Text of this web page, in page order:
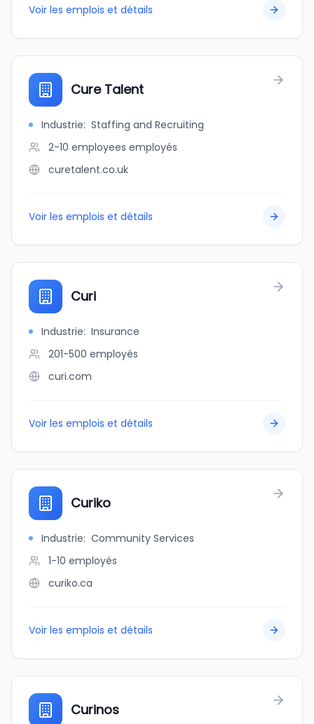
Voir les emplois et détails
Cure Talent
Industrie: Staffing and Recruiting
2-10 employees employés
curetalent.co.uk
Voir les emplois et détails
Curi
Industrie: Insurance
201-500 employés
curi.com
Voir les emplois et détails
Curiko
Industrie: Community Services
1-10 employés
curiko.ca
Voir les emplois et détails
Curinos